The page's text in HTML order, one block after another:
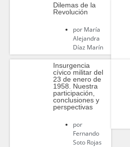
Dilemas de la
Revolución
porMaría
Alejandra
Díaz Marín
Insurgencia
cívico militar del
23 de enero de
1958. Nuestra
participación,
conclusiones y
perspectivas
por
Fernando
Soto Rojas